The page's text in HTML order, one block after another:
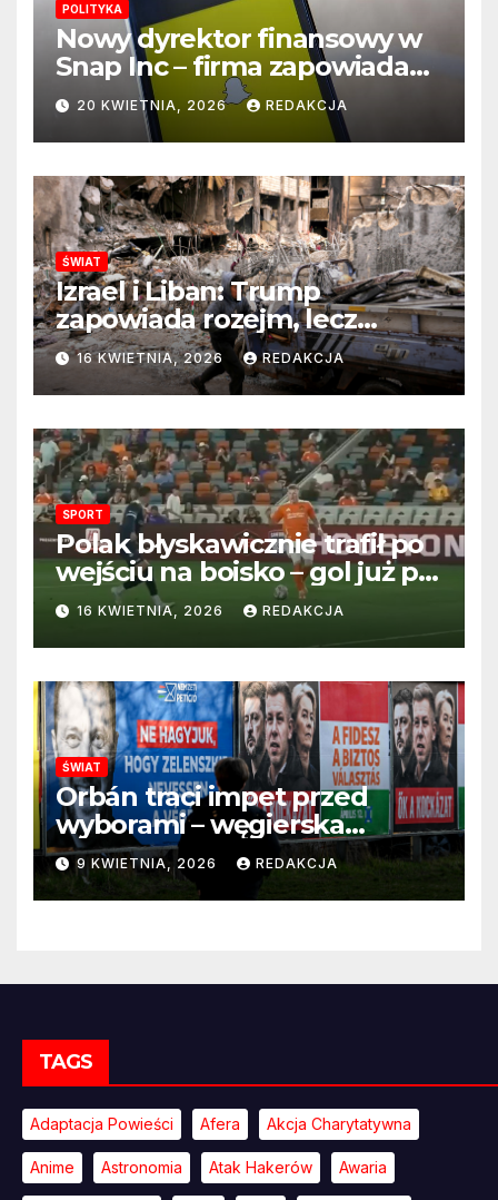
POLITYKA
Nowy dyrektor finansowy w
Snap Inc – firma zapowiada
zmianę na kluczowym
stanowisku
20 KWIETNIA, 2026 REDAKCJA
ŚWIAT
Izrael i Liban: Trump
zapowiada rozejm, lecz
perspektywa zakończenia
wojny wciąż odległa
16 KWIETNIA, 2026 REDAKCJA
SPORT
Polak błyskawicznie trafił po
wejściu na boisko – gol już po
22 sekundach!
16 KWIETNIA, 2026 REDAKCJA
ŚWIAT
Orbán traci impet przed
wyborami – węgierska
propaganda przestaje
przekonywać
9 KWIETNIA, 2026 REDAKCJA
TAGS
Adaptacja Powieści Afera Akcja Charytatywna
Anime Astronomia Atak Hakerów Awaria